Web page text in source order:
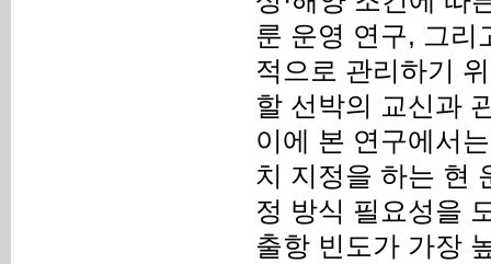
룬 운영 연구, 그리
적으로 관리하기
할 선박의 교신과
이에 본 연구에서
치 지정을 하는 현
정 방식 필요성을
출항 빈도가 가장